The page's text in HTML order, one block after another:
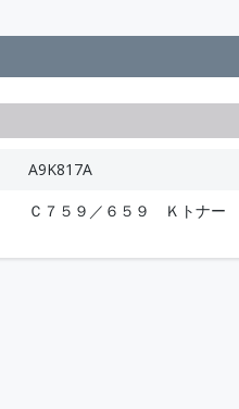
A9K817A
Ｃ７５９／６５９ Ｋトナー